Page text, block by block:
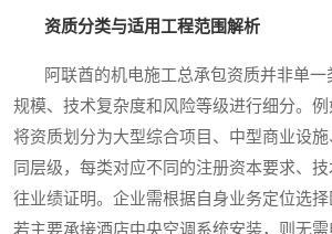
资质分类与适用工程范围解析
阿联酋的机电施工总承包资质并非单一
规模、技术复杂度和风险等级进行细分。
将资质划分为大型综合项目、中型商业设
同层级，每类对应不同的注册资本要求、
往业绩证明。企业需根据自身业务定位选
若主要承接酒店中央空调系统安装，则无